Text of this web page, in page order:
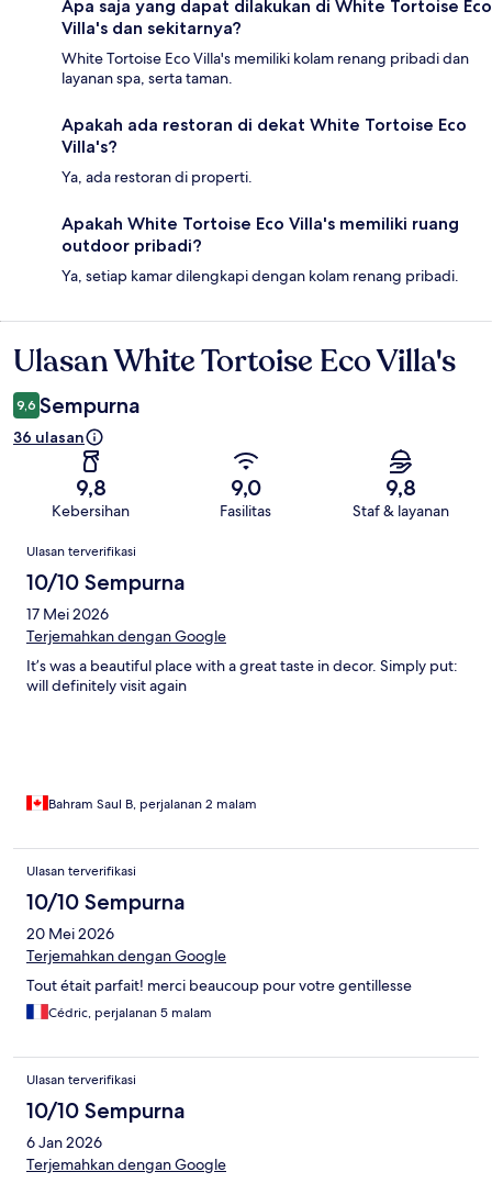
Apa saja yang dapat dilakukan di White Tortoise Eco
Villa's dan sekitarnya?
White Tortoise Eco Villa's memiliki kolam renang pribadi dan
layanan spa, serta taman.
Apakah ada restoran di dekat White Tortoise Eco
Villa's?
Ya, ada restoran di properti.
Apakah White Tortoise Eco Villa's memiliki ruang
outdoor pribadi?
Ya, setiap kamar dilengkapi dengan kolam renang pribadi.
Ulasan
Ulasan White Tortoise Eco Villa's
9,6 Sempurna
36 ulasan
9,8
Kebersihan
9,0
Fasilitas
9,8
Staf & layanan
Ulasan
Ulasan terverifikasi
10/10 Sempurna
17 Mei 2026
Terjemahkan dengan Google
It’s was a beautiful place with a great taste in decor. Simply put:
will definitely visit again
Bahram Saul B, perjalanan 2 malam
Ulasan terverifikasi
10/10 Sempurna
20 Mei 2026
Terjemahkan dengan Google
Tout était parfait! merci beaucoup pour votre gentillesse
Cédric, perjalanan 5 malam
Ulasan terverifikasi
10/10 Sempurna
6 Jan 2026
Terjemahkan dengan Google